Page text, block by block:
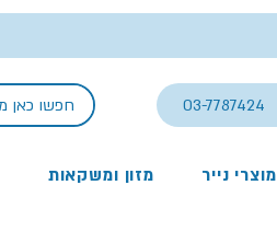
03-7787424
מוצרי נייר מזון ומשקאות